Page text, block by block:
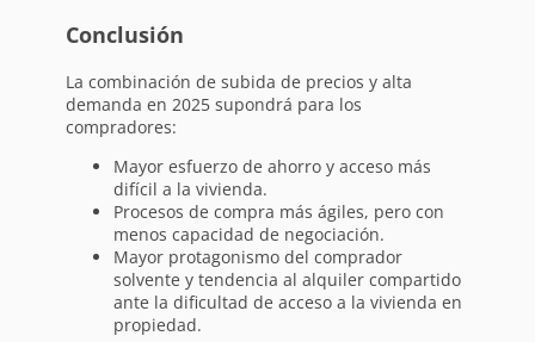
Conclusión
La combinación de subida de precios y alta
demanda en 2025 supondrá para los
compradores:
Mayor esfuerzo de ahorro y acceso más
difícil a la vivienda.
Procesos de compra más ágiles, pero con
menos capacidad de negociación.
Mayor protagonismo del comprador
solvente y tendencia al alquiler compartido
ante la dificultad de acceso a la vivienda en
propiedad.